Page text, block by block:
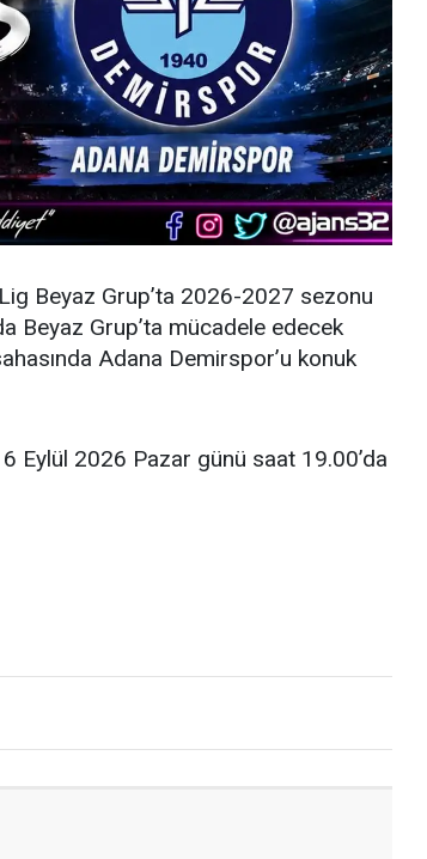
Beyaz Grup’ta 2026-2027 sezonu
Beyaz Grup’ta mücadele edecek
Adana Demirspor’u konuk
Eylül 2026 Pazar günü saat 19.00’da